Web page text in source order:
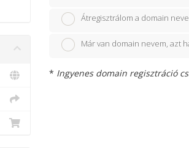
Átregisztrálom a domain
Már van domain nevem, azt
* Ingyenes domain regisztráció